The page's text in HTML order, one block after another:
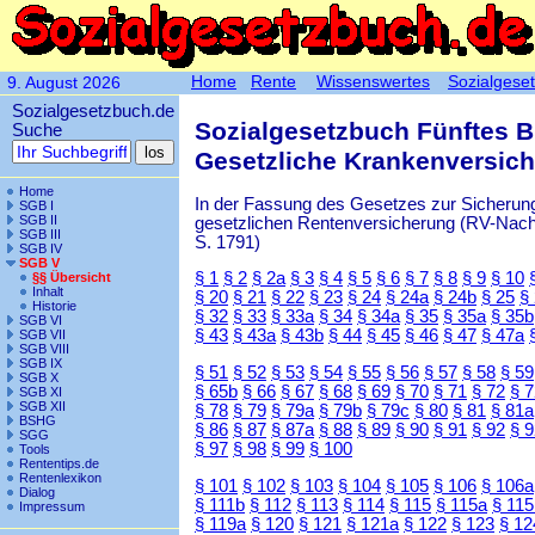
9. August 2026
Sozialgesetzbuch.de
Suche
Home
SGB I
SGB II
SGB III
SGB IV
SGB V
§§ Übersicht
Inhalt
Historie
SGB VI
SGB VII
SGB VIII
SGB IX
SGB X
SGB XI
SGB XII
BSHG
SGG
Tools
Rententips.de
Rentenlexikon
Dialog
Impressum
Sozialgesetzbuch Fünftes
Gesetzliche
In der Fassung des Gesetzes zur
gesetzlichen Rentenversicherung (RV-
S. 1791)
§ 1 § 2 § 2a § 3 § 4 § 5 § 6 § 7 § 8 § 9 § 10
§ 20 § 21 § 22 § 23 § 24 § 24a § 24b § 25 §
§ 32 § 33 § 33a § 34 § 34a § 35 § 35a § 35b
§ 43 § 43a § 43b § 44 § 45 § 46 § 47 § 47a
§ 51 § 52 § 53 § 54 § 55 § 56 § 57 § 58 § 59
§ 65b § 66 § 67 § 68 § 69 § 70 § 71 § 72 §
§ 78 § 79 § 79a § 79b § 79c § 80 § 81 § 81a
§ 86 § 87 § 87a § 88 § 89 § 90 § 91 § 92 §
§ 97 § 98 § 99 § 100
§ 101 § 102 § 103 § 104 § 105 § 106 § 106a
§ 111b § 112 § 113 § 114 § 115 § 115a §
§ 119a § 120 § 121 § 121a § 122 § 123 §
Home Rente Wissenswertes